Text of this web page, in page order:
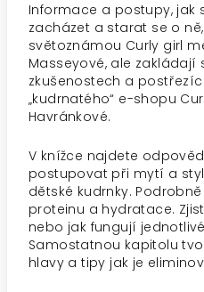
Informace a postupy, jak
zacházet a starat se o
světoznámou Curly girl
Masseyové, ale
zkušenostech a
„kudrnatého“ e-shopu
Havránkové.
V knížce najdete
postupovat při mytí a
dětské kudrnky.
proteinu a hydratace.
nebo jak fungují
Samostatnou kapitolu
hlavy a tipy jak je